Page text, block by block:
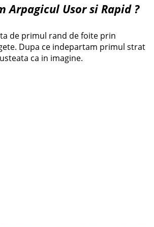
Arpagicul Usor si Rapid ?
de primul rand de foite prin
Dupa ce indepartam primul strat
ca in imagine.